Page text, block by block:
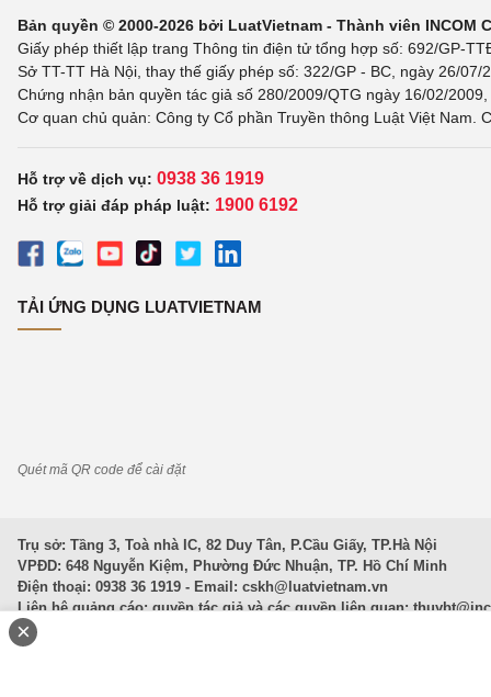
Bản quyền © 2000-2026 bởi LuatVietnam - Thành viên INCOM
Giấy phép thiết lập trang Thông tin điện tử tổng hợp số: 692/GP-
Sở TT-TT Hà Nội, thay thế giấy phép số: 322/GP - BC, ngày 26/
Chứng nhận bản quyền tác giả số 280/2009/QTG ngày 16/02/
Cơ quan chủ quản: Công ty Cổ phần Truyền thông Luật Việt Nam.
Hỗ trợ về dịch vụ: 0938 36 1919
Hỗ trợ giải đáp pháp luật: 1900 6192
TẢI ỨNG DỤNG LUATVIETNAM
Quét mã QR code để cài đặt
Trụ sở: Tầng 3, Toà nhà IC, 82 Duy Tân, P.Cầu Giấy, TP.Hà Nội
VPĐD: 648 Nguyễn Kiệm, Phường Đức Nhuận, TP. Hồ Chí Minh
Điện thoại: 0938 36 1919 - Email: cskh@luatvietnam.vn
Liên hệ quảng cáo; quyền tác giả và các quyền liên quan:
Văn Bản Pháp Luật
×